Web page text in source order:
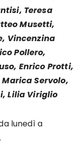
Teresa
Musetti,
Vincenzina
Pollero,
Enrico Protti,
Servolo,
Lilia Viriglio
lunedì a